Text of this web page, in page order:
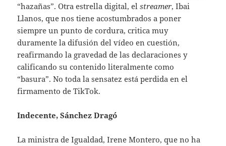
“hazañas”. Otra estrella digital, elstreamer, Ibai
Llanos, que nos tiene acostumbrados a poner
siempre un punto de cordura, critica muy
duramente la difusión del vídeo en cuestión,
reafirmando la gravedad de las declaraciones y
calificando su contenido literalmente como
“basura”. No toda la sensatez está perdida en el
firmamento de TikTok.
Indecente, Sánchez Dragó
La ministra de Igualdad, Irene Montero, que no ha